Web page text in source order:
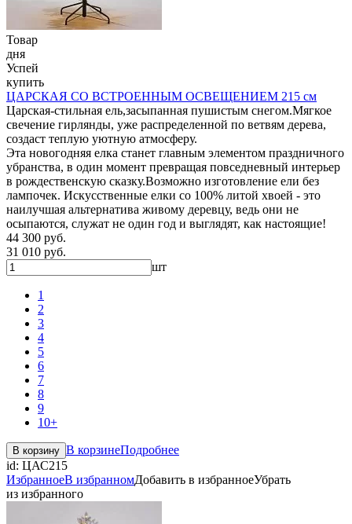
Товар
дня
Успей
купить
ЦАРСКАЯ СО ВСТРОЕННЫМ ОСВЕЩЕНИЕМ 215 см
Царская-стильная ель,засыпанная пушистым снегом.Мягкое
свечение гирлянды, уже распределенной по ветвям дерева,
создаст теплую уютную атмосферу.
Эта новогодняя елка станет главным элементом праздничного
убранства, в один момент превращая повседневный интерьер
в рождественскую сказку.Возможно изготовление ели без
лампочек. Искусственные елки со 100% литой хвоей - это
наилучшая альтернатива живому деревцу, ведь они не
осыпаются, служат не один год и выглядят, как настоящие!
44 300 руб.
31 010 руб.
шт
1
2
3
4
5
6
7
8
9
10+
В корзину В корзинеПодробнее
id: ЦАС215
ИзбранноеВ избранномДобавить в избранноеУбрать
из избранного